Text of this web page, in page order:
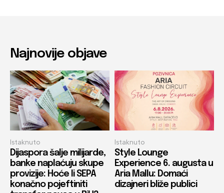
Najnovije objave
Istaknuto
Dijaspora šalje milijarde,
banke naplaćuju skupe
provizije: Hoće li SEPA
konačno pojeftiniti
Istaknuto
Style Lounge
Experience 6. augusta u
Aria Mallu: Domaći
dizajneri bliže publici